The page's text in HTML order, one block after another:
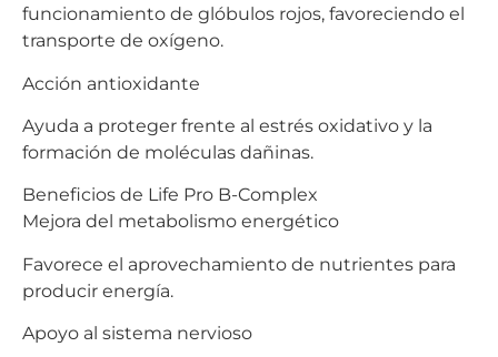
funcionamiento de glóbulos rojos, favoreciendo el
transporte de oxígeno.
Acción antioxidante
Ayuda a proteger frente al estrés oxidativo y la
formación de moléculas dañinas.
Beneficios de Life Pro B-Complex
Mejora del metabolismo energético
Favorece el aprovechamiento de nutrientes para
producir energía.
Apoyo al sistema nervioso